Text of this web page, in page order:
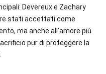
Devereux e Zachary
stati accettati come
ma anche all’amore più
pur di proteggere la